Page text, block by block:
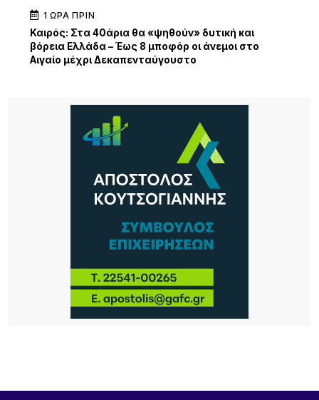
1 ΏΡΑ ΠΡΙΝ
Καιρός: Στα 40άρια θα «ψηθούν» δυτική και
βόρεια Ελλάδα – Έως 8 μποφόρ οι άνεμοι στο
Αιγαίο μέχρι Δεκαπενταύγουστο
Αιγαίο: Νέες ξενοδοχειακές επενδύσεις σε Λήμνο,
Λέσβο και Σάμο, από πολυτελή resorts μέχρι
18 ΏΡΕΣ ΠΡΙΝ
Κορυφώνεται το κύμα αφίξεων στη Λήμνο –
Δεκαπενταύγουστου
19 ΏΡΕΣ ΠΡΙΝ
15 Χρόνια «Μακαρόνες στσ’
Αγκαρυώνες».Σάββατο 8 Αυγούστου,